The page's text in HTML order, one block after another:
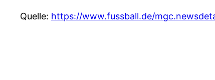
Quelle: https://www.fussball.de/